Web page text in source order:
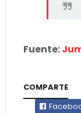
Fuente:
COMPARTE